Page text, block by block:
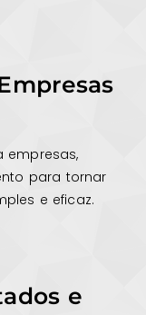
empresas,
para tornar
e eficaz.
e